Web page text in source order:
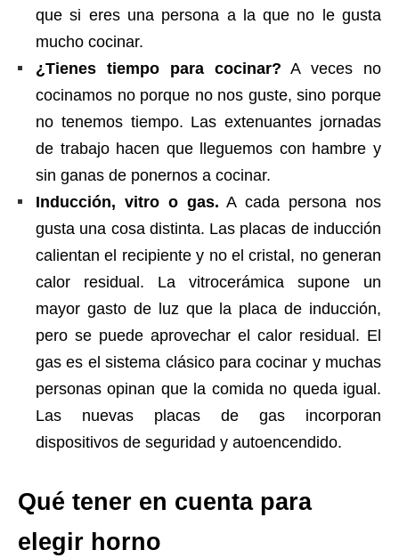
que si eres una persona a la que no le gusta
mucho cocinar.
¿Tienes tiempo para cocinar? A veces no
cocinamos no porque no nos guste, sino porque
no tenemos tiempo. Las extenuantes jornadas
de trabajo hacen que lleguemos con hambre y
sin ganas de ponernos a cocinar.
Inducción, vitro o gas. A cada persona nos
gusta una cosa distinta. Las placas de inducción
calientan el recipiente y no el cristal, no generan
calor residual. La vitrocerámica supone un
mayor gasto de luz que la placa de inducción,
pero se puede aprovechar el calor residual. El
gas es el sistema clásico para cocinar y muchas
personas opinan que la comida no queda igual.
Las nuevas placas de gas incorporan
dispositivos de seguridad y autoencendido.
Qué tener en cuenta para
elegir horno